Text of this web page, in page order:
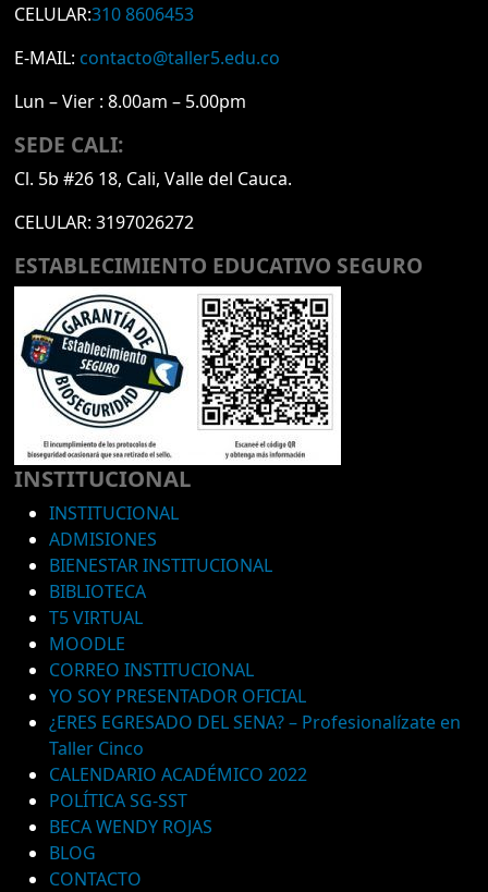
CELULAR:310 8606453
E-MAIL: contacto@taller5.edu.co
Lun – Vier : 8.00am – 5.00pm
SEDE CALI:
Cl. 5b #26 18, Cali, Valle del Cauca.
CELULAR:3197026272
ESTABLECIMIENTO EDUCATIVO SEGURO
INSTITUCIONAL
INSTITUCIONAL
ADMISIONES
BIENESTAR INSTITUCIONAL
BIBLIOTECA
T5 VIRTUAL
MOODLE
CORREO INSTITUCIONAL
YO SOY PRESENTADOR OFICIAL
¿ERES EGRESADO DEL SENA? – Profesionalízate en
Taller Cinco
CALENDARIO ACADÉMICO 2022
POLÍTICA SG-SST
BECA WENDY ROJAS
BLOG
CONTACTO